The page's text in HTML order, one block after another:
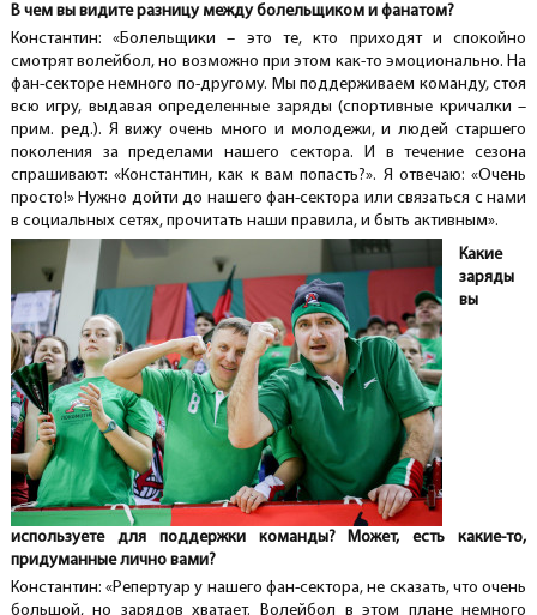
В чем вы видите разницу между болельщиком и фанатом?
Константин: «Болельщики – это те, кто приходят и спокойно
смотрят волейбол, но возможно при этом как-то эмоционально. На
фан-секторе немного по-другому. Мы поддерживаем команду, стоя
всю игру, выдавая определенные заряды (спортивные кричалки –
прим. ред.). Я вижу очень много и молодежи, и людей старшего
поколения за пределами нашего сектора. И в течение сезона
спрашивают: «Константин, как к вам попасть?». Я отвечаю: «Очень
просто!» Нужно дойти до нашего фан-сектора или связаться с нами
в социальных сетях, прочитать наши правила, и быть активным».
Какие
заряды
вы
используете для поддержки команды? Может, есть какие-то,
придуманные лично вами?
Константин: «Репертуар у нашего фан-сектора, не сказать, что очень
большой, но зарядов хватает. Волейбол в этом плане немного